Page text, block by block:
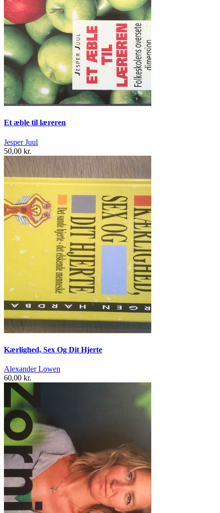
Et æble til læreren
Jesper Juul
50,00 kr.
Kærlighed, Sex Og Dit Hjerte
Alexander Lowen
60,00 kr.